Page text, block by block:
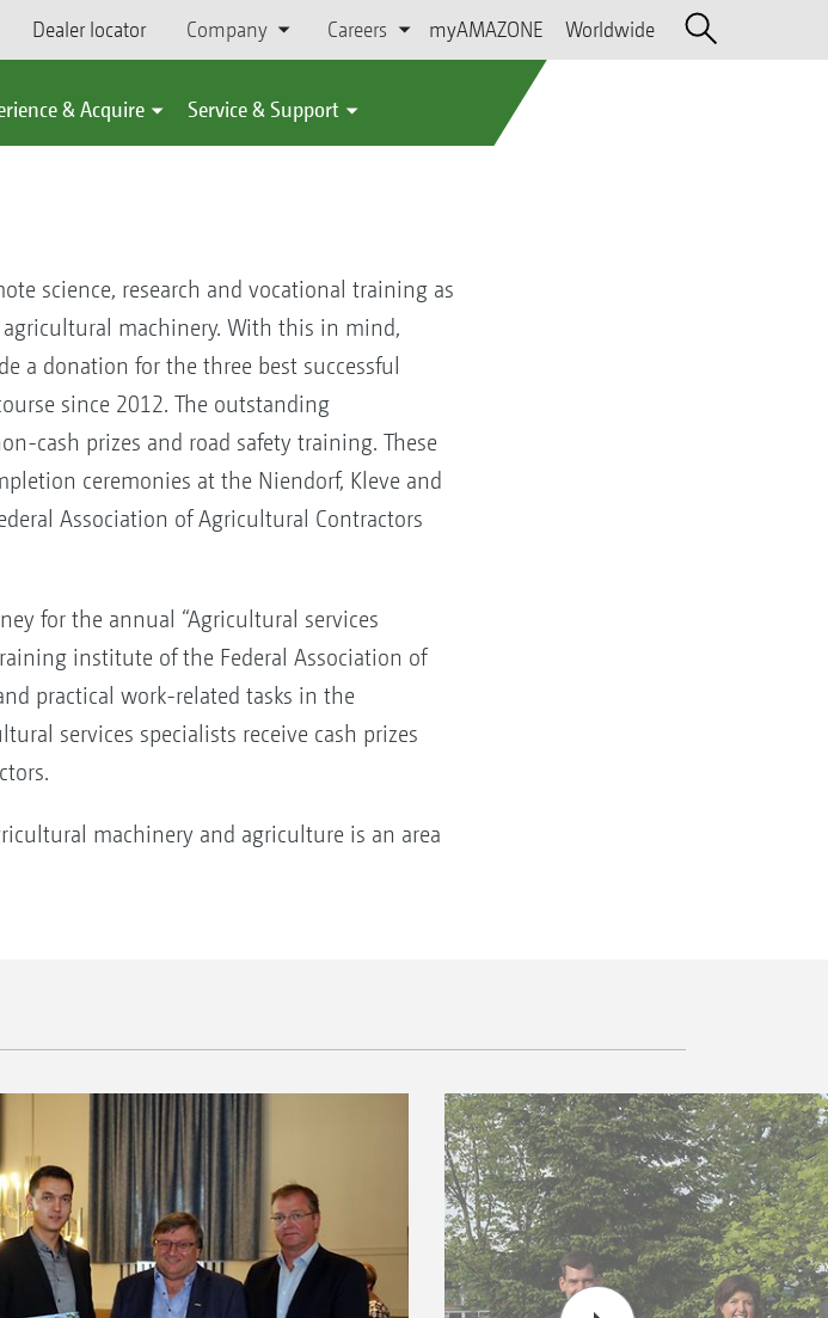
Dealer locator Company Careers myAMAZONE Worldwide
& Acquire Service & Support
science, research and vocational training as
machinery. With this in mind,
a donation for the three best successful
since 2012. The outstanding
cash prizes and road safety training. These
ceremonies at the Niendorf, Kleve and
Association of Agricultural Contractors
for the annual “Agricultural services
institute of the Federal Association of
practical work-related tasks in the
services specialists receive cash prizes
machinery and agriculture is an area